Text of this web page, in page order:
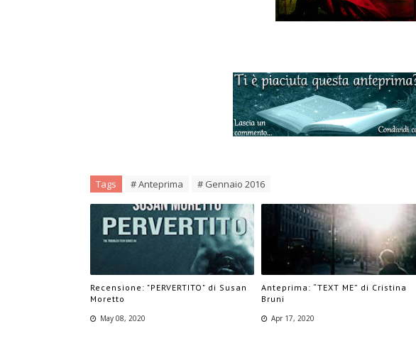
Tags # Anteprima # Gennaio 2016
Recensione: "PERVERTITO" di Susan
Moretto
May 08, 2020
Anteprima: “TEXT ME” di Cristina
Bruni
Apr 17, 2020